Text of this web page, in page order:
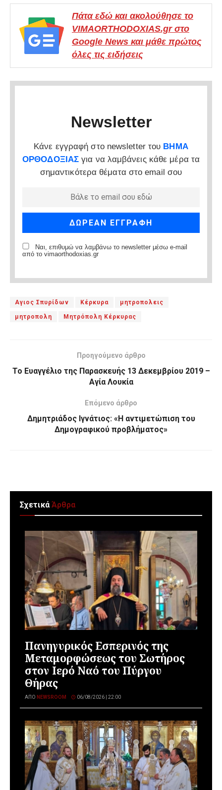
Πάτα εδώ και ακολούθησε το
VIMAORTHODOXIAS.gr στο
Google News και μάθε πρώτος
όλες τις ειδήσεις
Newsletter
Κάνε εγγραφή στο newsletter του ΒΗΜΑ
ΟΡΘΟΔΟΞΙΑΣ για να λαμβάνεις κάθε μέρα τα
σημαντικότερα θέματα στο email σου
Ναι, επιθυμώ να λαμβάνω το newsletter μέσω e-mail
από το vimaorthodoxias.gr
Αγιος Σπυρίδων Κέρκυρα μητροπολεις
μητροπολη Μητρόπολη Κέρκυρας
Προηγούμενο άρθρο
Το Ευαγγέλιο της Παρασκευής 13 Δεκεμβρίου 2019 –
Αγία Λουκία
Επόμενο άρθρο
Δημητριάδος Ιγνάτιος: «Η αντιμετώπιση του
Δημογραφικού προβλήματος»
ΣχετικάΆρθρα
Πανηγυρικός Εσπερινός της
Μεταμορφώσεως του Σωτήρος
στον Ιερό Ναό του Πύργου
Θήρας
ΑΠΌ NEWSROOM 06/08/2026 | 22:00